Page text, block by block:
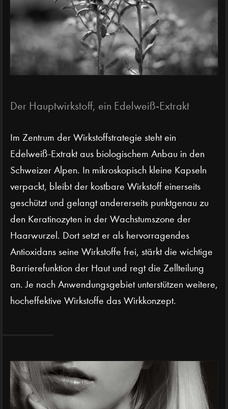
Der Hauptwirkstoff, ein Edelweiß-Extrakt
Im Zentrum der Wirkstoffstrategie steht ein
Edelweiß-Extrakt aus biologischem Anbau in den
Schweizer Alpen. In mikroskopisch kleine Kapseln
verpackt, bleibt der kostbare Wirkstoff einerseits
geschützt und gelangt andererseits punktgenau zu
den Keratinozyten in der Wachstumszone der
Haarwurzel. Dort setzt er als hervorragendes
Antioxidans seine Wirkstoffe frei, stärkt die wichtige
Barrierefunktion der Haut und regt die Zellteilung
an. Je nach Anwendungsgebiet unterstützen weitere,
hocheffektive Wirkstoffe das Wirkkonzept.